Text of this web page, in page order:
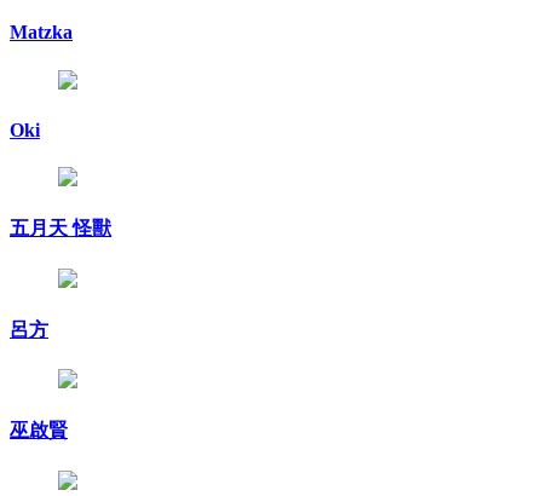
Matzka
Oki
五月天 怪獸
呂方
巫啟賢